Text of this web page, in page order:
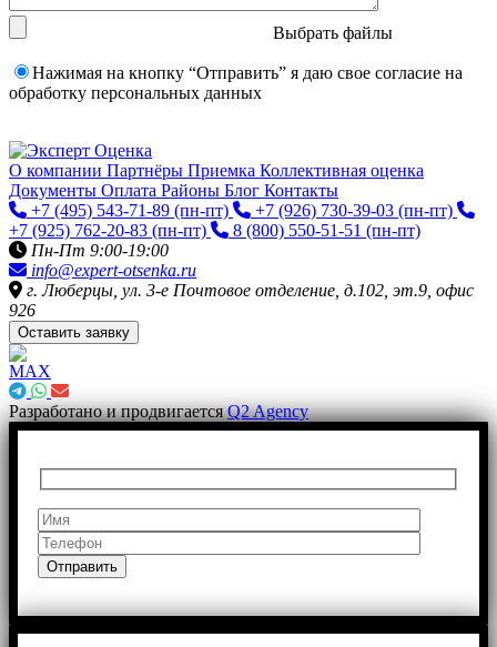
Выбрать файлы
Нажимая на кнопку “Отправить” я даю свое согласие на
обработку персональных данных
О компании Партнёры Приемка Коллективная оценка
Документы Оплата Районы Блог Контакты
+7 (495) 543-71-89 (пн-пт) +7 (926) 730-39-03 (пн-пт)
+7 (925) 762-20-83 (пн-пт) 8 (800) 550-51-51 (пн-пт)
Пн-Пт 9:00-19:00
info@expert-otsenka.ru
г. Люберцы, ул. 3-е Почтовое отделение, д.102, эт.9, офис
926
Оставить заявку
Разработано и продвигаетсяQ2 Agency